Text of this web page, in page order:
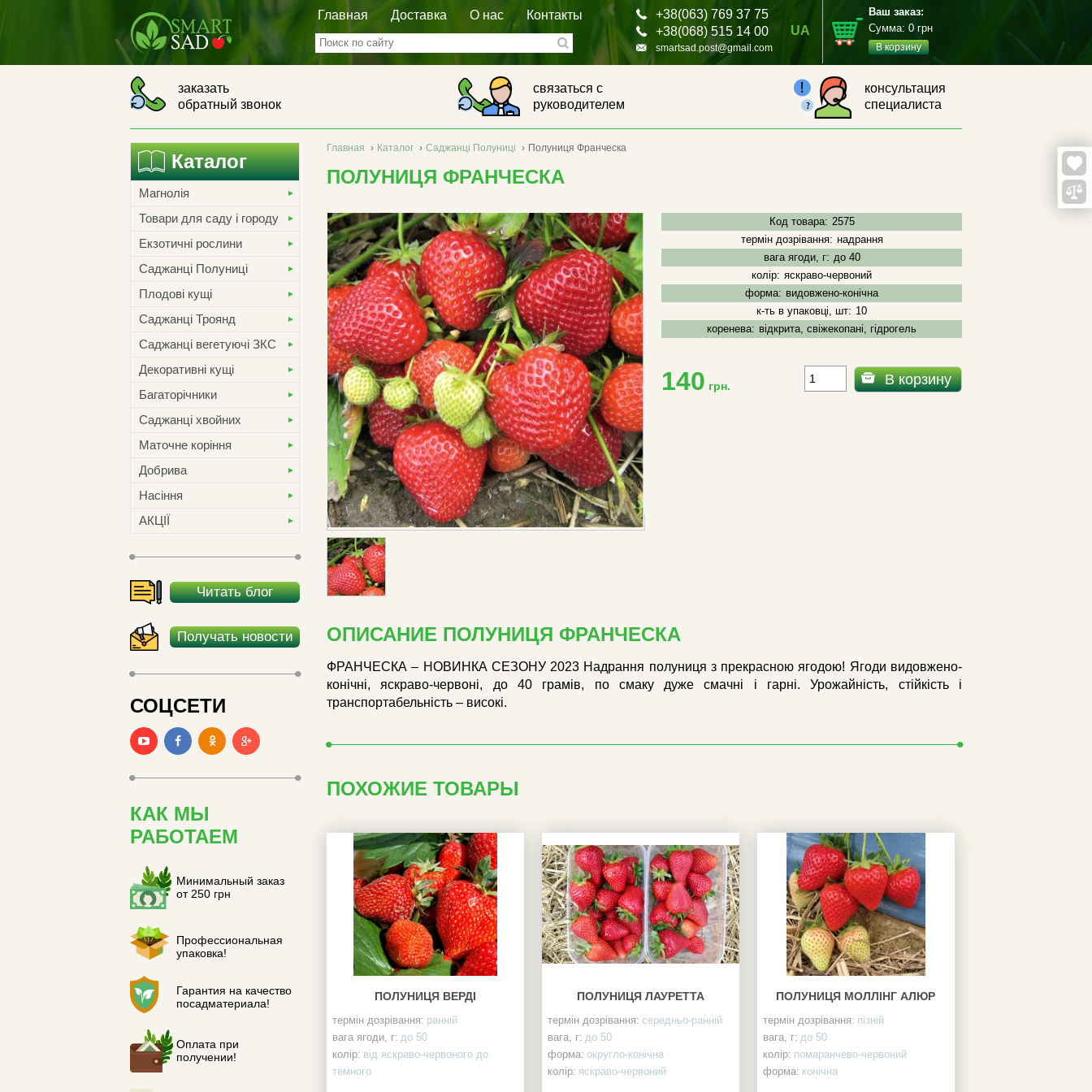
Главная Доставка О нас Контакты
+38(063) 769 37 75
+38(068) 515 14 00
smartsad.post@gmail.com
UA
Ваш заказ:
Сумма: 0 грн
В корзину
заказать
обратный звонок
связаться с
руководителем
консультация
специалиста
Каталог
Магнолія
Товари для саду і городу
Екзотичні рослини
Саджанці Полуниці
Плодові кущі
Саджанці Троянд
Саджанці вегетуючі ЗКС
Декоративні кущі
Багаторічники
Саджанці хвойних
Маточне коріння
Добрива
Насіння
АКЦІЇ
Читать блог
Получать новости
СОЦСЕТИ
КАК МЫ
РАБОТАЕМ
Минимальный заказ
от 250 грн
Профессиональная
упаковка!
Гарантия на качество
посадматериала!
Оплата при
получении!
Главная › Каталог › Саджанці Полуниці › Полуниця Франческа
ПОЛУНИЦЯ ФРАНЧЕСКА
Код товара: 2575
термін дозрівання: надрання
вага ягоди, г: до 40
колір: яскраво-червоний
форма: видовжено-конічна
к-ть в упаковці, шт: 10
коренева: відкрита, свіжекопані, гідрогель
140 грн. В корзину
ОПИСАНИЕ ПОЛУНИЦЯ ФРАНЧЕСКА
ФРАНЧЕСКА – НОВИНКА СЕЗОНУ 2023 Надрання полуниця з прекрасною ягодою! Ягоди видовжено-
конічні, яскраво-червоні, до 40 грамів, по смаку дуже смачні і гарні. Урожайність, стійкість і
транспортабельність – високі.
ПОХОЖИЕ ТОВАРЫ
ПОЛУНИЦЯ ВЕРДІ
термін дозрівання: ранній
вага ягоди, г: до 50
колір: від яскраво-червоного до
темного
ПОЛУНИЦЯ ЛАУРЕТТА
термін дозрівання: середньо-ранній
вага, г: до 50
форма: округло-конічна
колір: яскраво-червоний
ПОЛУНИЦЯ МОЛЛІНГ АЛЮР
термін дозрівання: пізній
вага, г: до 50
колір: помаранчево-червоний
форма: конічна